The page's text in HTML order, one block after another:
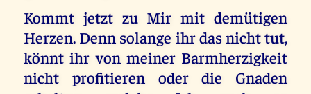
Kommt jetzt zu Mir mit demütigen
Herzen. Denn solange ihr das nicht tut,
könnt ihr von meiner Barmherzigkeit
nicht profitieren oder die Gnaden